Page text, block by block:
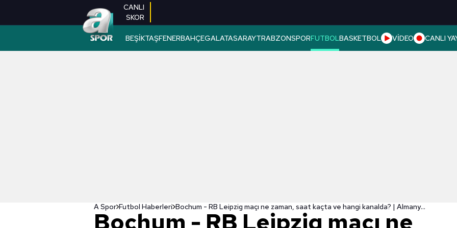
CANLI
SKOR
BEŞİKTAŞFENERBAHÇEGALATASARAYTRABZONSPORFUTBOLBASKETBOL VİDEO CANLI
A Spor Futbol Haberleri Bochum - RB Leipzig maçı ne zaman, saat kaçta ve hangi kanalda? | Almanya Bundesliga
Bochum - RB Leipzig maçı ne